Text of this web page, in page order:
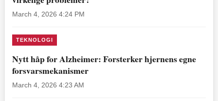
March 4, 2026 4:24 PM
TEKNOLOGI
Nytt håp for Alzheimer: Forsterker hjernens egne
forsvarsmekanismer
March 4, 2026 4:23 AM